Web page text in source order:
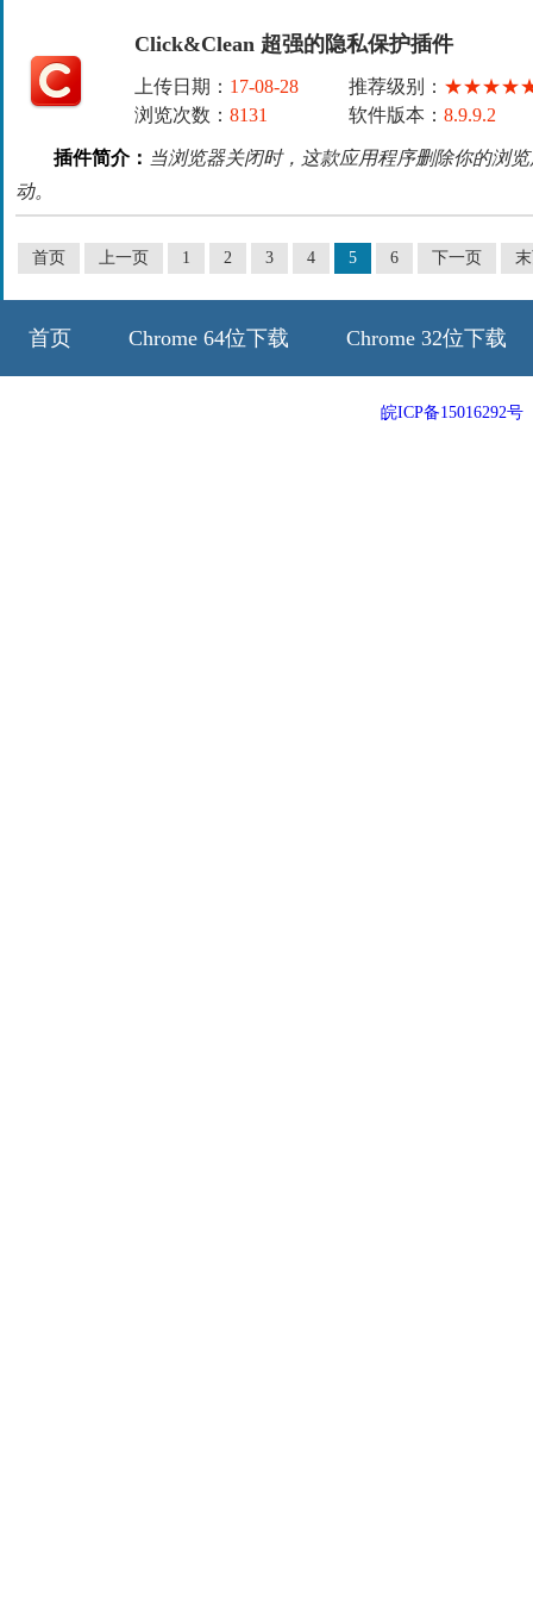
Click&Clean 超强的隐私保护插件
上传日期： 17-08-28 推荐级别：
浏览次数： 8131 软件版本： 8.9.9.2
插件简介： 当浏览器关闭时，这款应用程序删除你的浏
动。
首页 上一页 1 2 3 4 5 6 下一页
首页 Chrome 64位下载 Chrome 32位下载
皖ICP备15016292号